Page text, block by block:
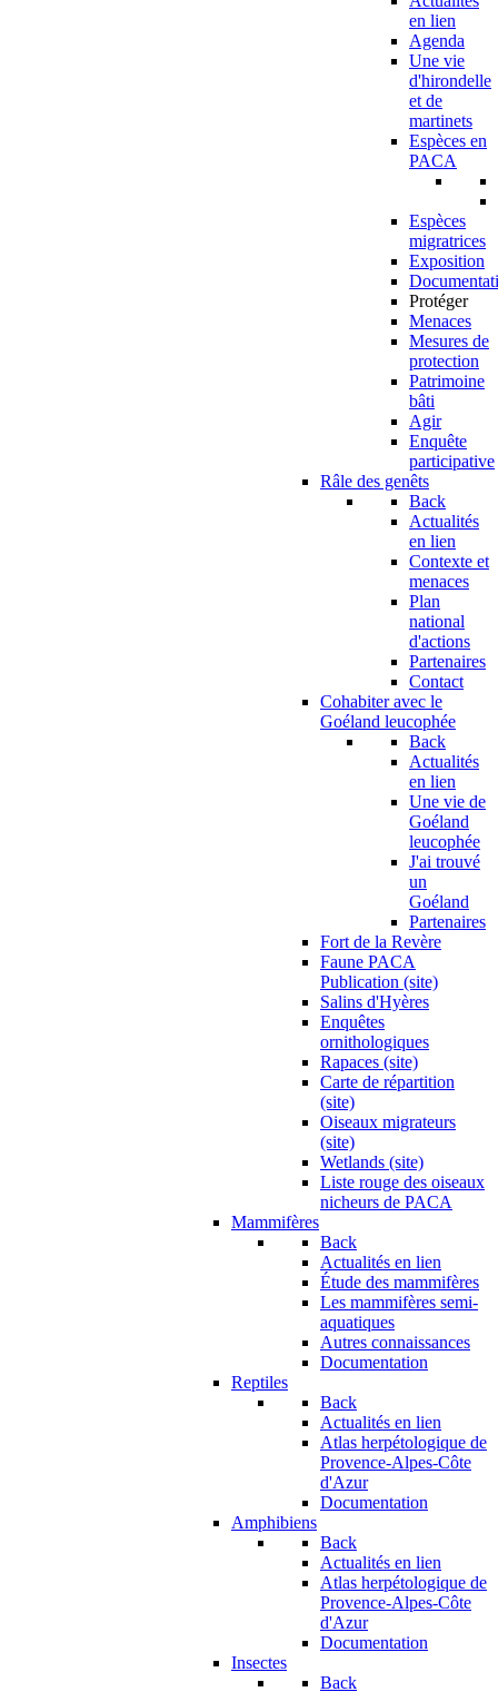
en lien
Agenda
Une vie
d'hirondelle
et de
martinets
Espèces en
PACA
Espèces
migratrices
Exposition
Protéger
Menaces
Mesures de
protection
Patrimoine
bâti
Agir
Enquête
participative
Râle des genêts
Back
Actualités
en lien
Contexte et
menaces
Plan
national
d'actions
Partenaires
Contact
Cohabiter avec le
Goéland leucophée
Back
Actualités
en lien
Une vie de
Goéland
leucophée
J'ai trouvé
un
Goéland
Partenaires
Fort de la Revère
Faune PACA
Publication (site)
Salins d'Hyères
Enquêtes
ornithologiques
Rapaces (site)
Carte de répartition
(site)
Oiseaux migrateurs
(site)
Wetlands (site)
Liste rouge des oiseaux
nicheurs de PACA
Mammifères
Back
Actualités en lien
Étude des mammifères
Les mammifères semi-
aquatiques
Autres connaissances
Documentation
Reptiles
Back
Actualités en lien
Atlas herpétologique de
Provence-Alpes-Côte
d'Azur
Documentation
Amphibiens
Back
Actualités en lien
Atlas herpétologique de
Provence-Alpes-Côte
d'Azur
Documentation
Insectes
Back